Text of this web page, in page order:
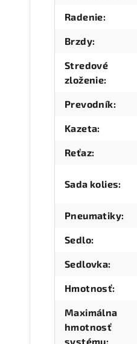
Radenie:
Brzdy:
Stredové
zloženie:
Prevodník:
Kazeta:
Reťaz:
Sada kolies:
Pneumatiky:
Sedlo:
Sedlovka:
Hmotnosť:
Maximálna
hmotnosť
systému: